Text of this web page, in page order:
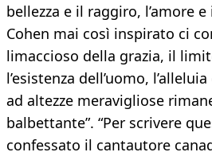
bellezza e il raggiro, l’amore
Cohen mai così inspirato ci
limaccioso della grazia, il
l’esistenza dell’uomo,
ad altezze meravigliose
balbettante”. “Per scrivere
confessato il cantautore